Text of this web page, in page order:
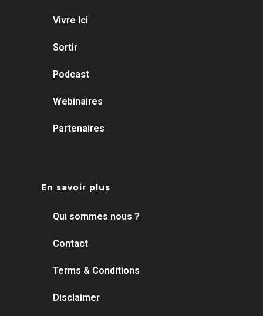
Vivre Ici
Sortir
Podcast
Webinaires
Partenaires
En savoir plus
Qui sommes nous ?
Contact
Terms & Conditions
Disclaimer